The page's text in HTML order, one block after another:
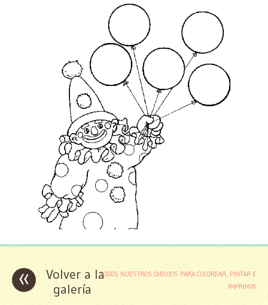
«
Volver a la
galería
TODOS NUESTROS DIBUJOS PARA COLOREAR, PINTAR E
IMPRIMIR